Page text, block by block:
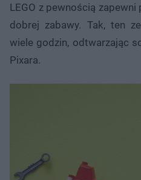
LEGO z pewnością
dobrej zabawy. Tak, ten
wiele godzin, odtwarzając
Pixara.